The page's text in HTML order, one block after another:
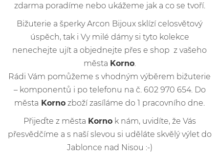
zdarma poradíme nebo ukážeme jak a co se tvoří.
Bižuterie a šperky Arcon Bijoux sklízí celosvětový
úspěch, tak i Vy milé dámy si tyto kolekce
nenechejte ujít a objednejte přes e shop z vašeho
města Korno.
Rádi Vám pomůžeme s vhodným výběrem bižuterie
– komponentů i po telefonu na č. 602 970 654. Do
města Korno zboží zasíláme do 1 pracovního dne.
Přijeďte z města Kornok nám, uvidíte, že Vás
přesvědčíme a s naší slevou si uděláte skvělý výlet do
Jablonce nad Nisou :-)